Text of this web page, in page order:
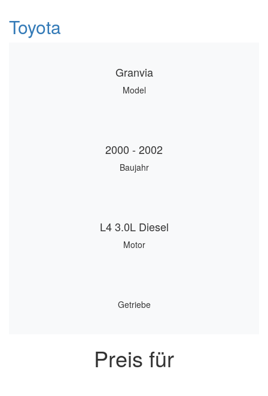
Toyota
Granvia
Model
2000 - 2002
Baujahr
L4 3.0L Diesel
Motor
Getriebe
Preis für